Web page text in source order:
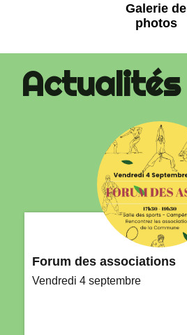
Galerie de
photos
Actualités
Forum des associations
Vendredi 4 septembre